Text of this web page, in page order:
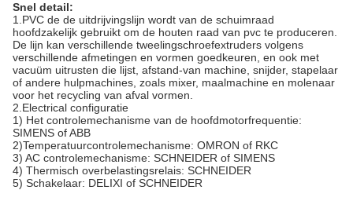
Snel detail:
1.PVC de de uitdrijvingslijn wordt van de schuimraad
hoofdzakelijk gebruikt om de houten raad van pvc te produceren.
De lijn kan verschillende tweelingschroefextruders volgens
verschillende afmetingen en vormen goedkeuren, en ook met
vacuüm uitrusten die lijst, afstand-van machine, snijder, stapelaar
of andere hulpmachines, zoals mixer, maalmachine en molenaar
voor het recycling van afval vormen.
2.Electrical configuratie
1) Het controlemechanisme van de hoofdmotorfrequentie:
SIMENS of ABB
2)Temperatuurcontrolemechanisme: OMRON of RKC
3) AC controlemechanisme: SCHNEIDER of SIMENS
4) Thermisch overbelastingsrelais: SCHNEIDER
5) Schakelaar: DELIXI of SCHNEIDER